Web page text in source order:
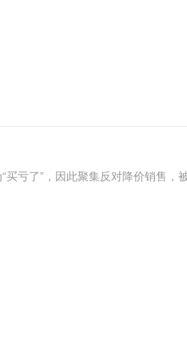
亏了”，因此聚集反对降价销售，